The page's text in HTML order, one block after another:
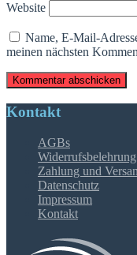
Website
Name, E-Mail-
meinen nächsten
Kontakt
AGBs
Zahlung und
Datenschutz
Impressum
Kontakt